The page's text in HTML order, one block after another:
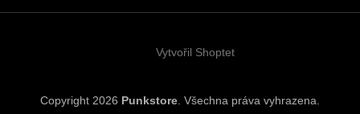
Vytvořil Shoptet
Copyright 2026 Punkstore . Všechna práva vyhrazena.